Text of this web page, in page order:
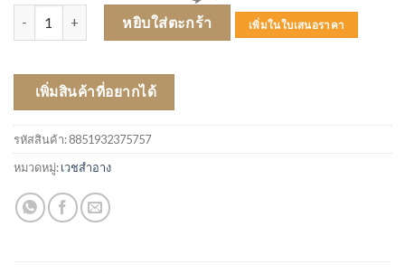
จำนวน VASELINE 250 ML (ขวดเหลือง) ใหญ่ ชิ้น
หยิบใส่ตะกร้า เพิ่มในใบเสนอราคา
เพิ่มสินค้าที่อยากได้
รหัสสินค้า:8851932375757
หมวดหมู่:เวชสำอาง